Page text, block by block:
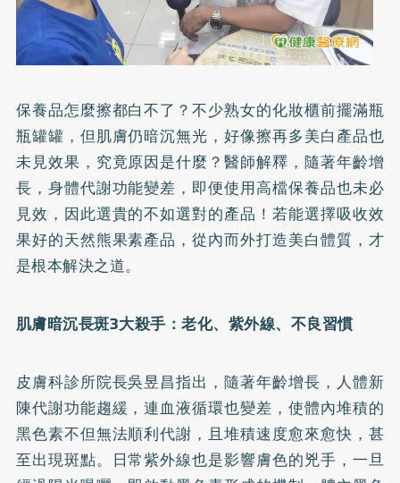
保養品怎麼擦都白不了？不少熟女的化妝櫃前擺滿瓶
瓶罐罐，但肌膚仍暗沉無光，好像擦再多美白產品也
未見效果，究竟原因是什麼？醫師解釋，隨著年齡增
長，身體代謝功能變差，即便使用高檔保養品也未必
見效，因此選貴的不如選對的產品！若能選擇吸收效
果好的天然熊果素產品，從內而外打造美白體質，才
是根本解決之道。
肌膚暗沉長斑3大殺手：老化、紫外線、不良習慣
皮膚科診所院長吳昱昌指出，隨著年齡增長，人體新
陳代謝功能趨緩，連血液循環也變差，使體內堆積的
黑色素不但無法順利代謝，且堆積速度愈來愈快，甚
至出現斑點。日常紫外線也是影響膚色的兇手，一旦